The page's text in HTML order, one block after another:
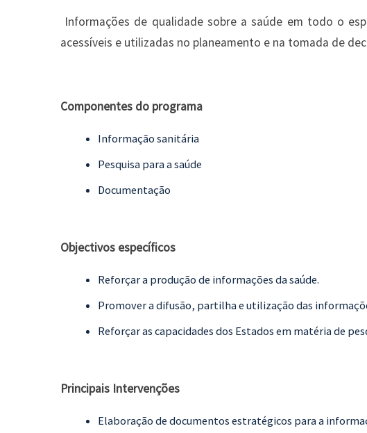
Informações de qualidade sobre a saúde em todo o
acessíveis e utilizadas no planeamento e na tomada de
Componentes do programa
Informação sanitária
Pesquisa para a saúde
Documentação
Objectivos específicos
Reforçar a produção de informações da saúde.
Promover a difusão, partilha e utilização das
Reforçar as capacidades dos Estados em matéria de
Principais Intervenções
Elaboração de documentos estratégicos para a